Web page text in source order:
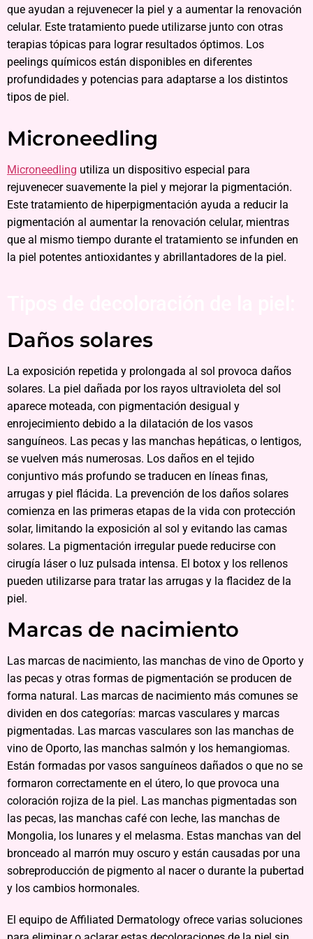
que ayudan a rejuvenecer la piel y a aumentar la renovación
celular. Este tratamiento puede utilizarse junto con otras
terapias tópicas para lograr resultados óptimos. Los
peelings químicos están disponibles en diferentes
profundidades y potencias para adaptarse a los distintos
tipos de piel.
Microneedling
Microneedling utiliza un dispositivo especial para
rejuvenecer suavemente la piel y mejorar la pigmentación.
Este tratamiento de hiperpigmentación ayuda a reducir la
pigmentación al aumentar la renovación celular, mientras
que al mismo tiempo durante el tratamiento se infunden en
la piel potentes antioxidantes y abrillantadores de la piel.
Daños solares
La exposición repetida y prolongada al sol provoca daños
solares. La piel dañada por los rayos ultravioleta del sol
aparece moteada, con pigmentación desigual y
enrojecimiento debido a la dilatación de los vasos
sanguíneos. Las pecas y las manchas hepáticas, o lentigos,
se vuelven más numerosas. Los daños en el tejido
conjuntivo más profundo se traducen en líneas finas,
arrugas y piel flácida. La prevención de los daños solares
comienza en las primeras etapas de la vida con protección
solar, limitando la exposición al sol y evitando las camas
solares. La pigmentación irregular puede reducirse con
cirugía láser o luz pulsada intensa. El botox y los rellenos
pueden utilizarse para tratar las arrugas y la flacidez de la
piel.
Marcas de nacimiento
Las marcas de nacimiento, las manchas de vino de Oporto y
las pecas y otras formas de pigmentación se producen de
forma natural. Las marcas de nacimiento más comunes se
dividen en dos categorías: marcas vasculares y marcas
pigmentadas. Las marcas vasculares son las manchas de
vino de Oporto, las manchas salmón y los hemangiomas.
Están formadas por vasos sanguíneos dañados o que no se
formaron correctamente en el útero, lo que provoca una
coloración rojiza de la piel. Las manchas pigmentadas son
las pecas, las manchas café con leche, las manchas de
Mongolia, los lunares y el melasma. Estas manchas van del
bronceado al marrón muy oscuro y están causadas por una
sobreproducción de pigmento al nacer o durante la pubertad
y los cambios hormonales.
El equipo de Affiliated Dermatology ofrece varias soluciones